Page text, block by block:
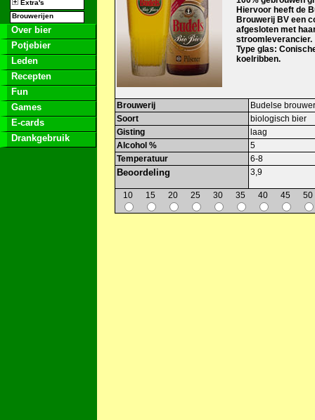
Extra's
Brouwerijen
Over bier
Potjebier
Leden
Recepten
Fun
Games
E-cards
Drankgebruik
Hiervoor heeft de
Brouwerij BV een
afgesloten met
stroomleverancier.
Type glas:
koelribben.
Brouwerij
Budelse
Soort
biologisch bier
Gisting
laag
Alcohol %
5
Temperatuur
6-8
Beoordeling 3,9
10 15 20 25 30 35 40 45 50